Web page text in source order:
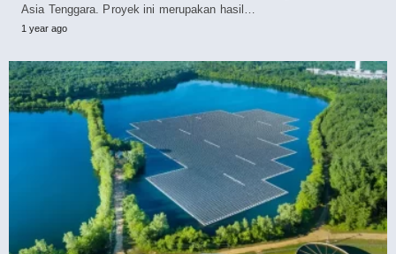
Asia Tenggara. Proyek ini merupakan hasil…
1 year ago